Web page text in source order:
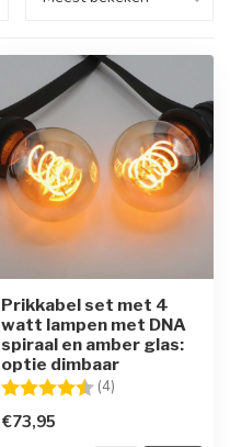
Prikkabel set met 4
watt lampen met DNA
spiraal en amber glas:
optie dimbaar
Beoordeling: (4)
€73,95